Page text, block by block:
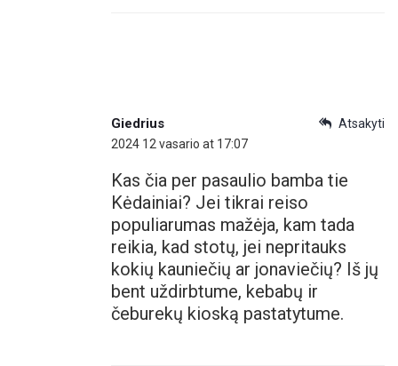
Atsakyti
Giedrius
2024 12 vasario at 17:07
Kas čia per pasaulio bamba tie
Kėdainiai? Jei tikrai reiso
populiarumas mažėja, kam tada
reikia, kad stotų, jei nepritauks
kokių kauniečių ar jonaviečių? Iš jų
bent uždirbtume, kebabų ir
čeburekų kioską pastatytume.